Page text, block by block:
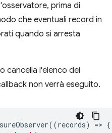
prima di
che eventuali record in
quando si arresta
cancella l'elenco dei
non verrà eseguito.
((records) => {